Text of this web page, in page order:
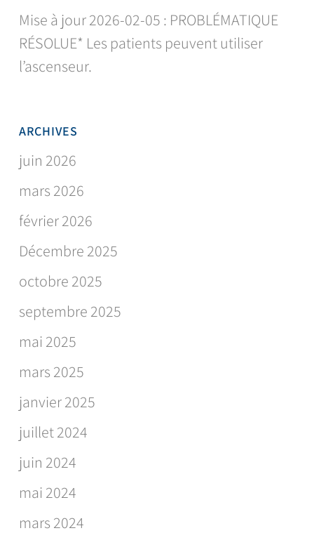
Mise à jour 2026-02-05 : PROBLÉMATIQUE
RÉSOLUE* Les patients peuvent utiliser
l’ascenseur.
ARCHIVES
juin 2026
mars 2026
février 2026
Décembre 2025
octobre 2025
septembre 2025
mai 2025
mars 2025
janvier 2025
juillet 2024
juin 2024
mai 2024
mars 2024